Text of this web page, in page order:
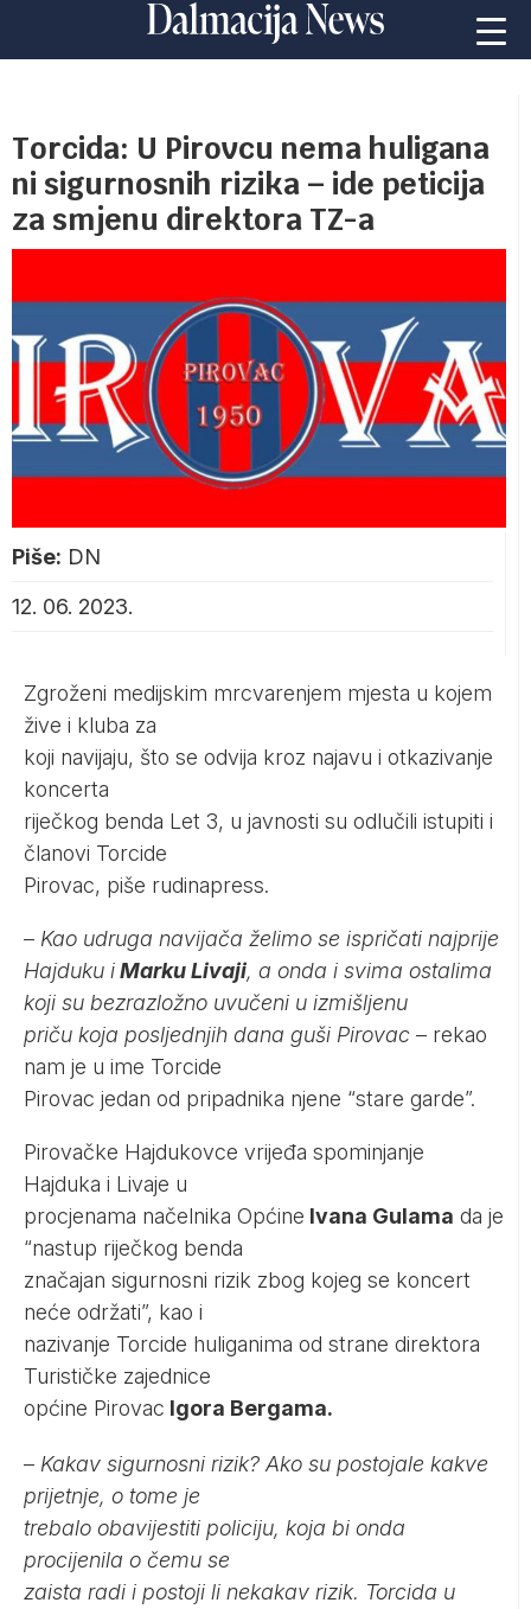
Torcida: U Pirovcu nema huligana
ni sigurnosnih rizika – ide peticija
za smjenu direktora TZ-a
Piše: DN
12. 06. 2023.
Zgroženi medijskim mrcvarenjem mjesta u kojem
žive i kluba za
koji navijaju, što se odvija kroz najavu i otkazivanje
koncerta
riječkog benda Let 3, u javnosti su odlučili istupiti i
članovi Torcide
Pirovac, piše rudinapress.
– Kao udruga navijača želimo se ispričati najprije
Hajduku iMarku Livaji, a onda i svima ostalima
koji su bezrazložno uvučeni u izmišljenu
priču koja posljednjih dana guši Pirovac – rekao
nam je u ime Torcide
Pirovac jedan od pripadnika njene “stare garde”.
Pirovačke Hajdukovce vrijeđa spominjanje
Hajduka i Livaje u
procjenama načelnika Općine Ivana Gulama da je
“nastup riječkog benda
značajan sigurnosni rizik zbog kojeg se koncert
neće održati”, kao i
nazivanje Torcide huliganima od strane direktora
Turističke zajednice
općine Pirovac Igora Bergama.
– Kakav sigurnosni rizik? Ako su postojale kakve
prijetnje, o tome je
trebalo obavijestiti policiju, koja bi onda
procijenila o čemu se
zaista radi i postoji li nekakav rizik. Torcida u